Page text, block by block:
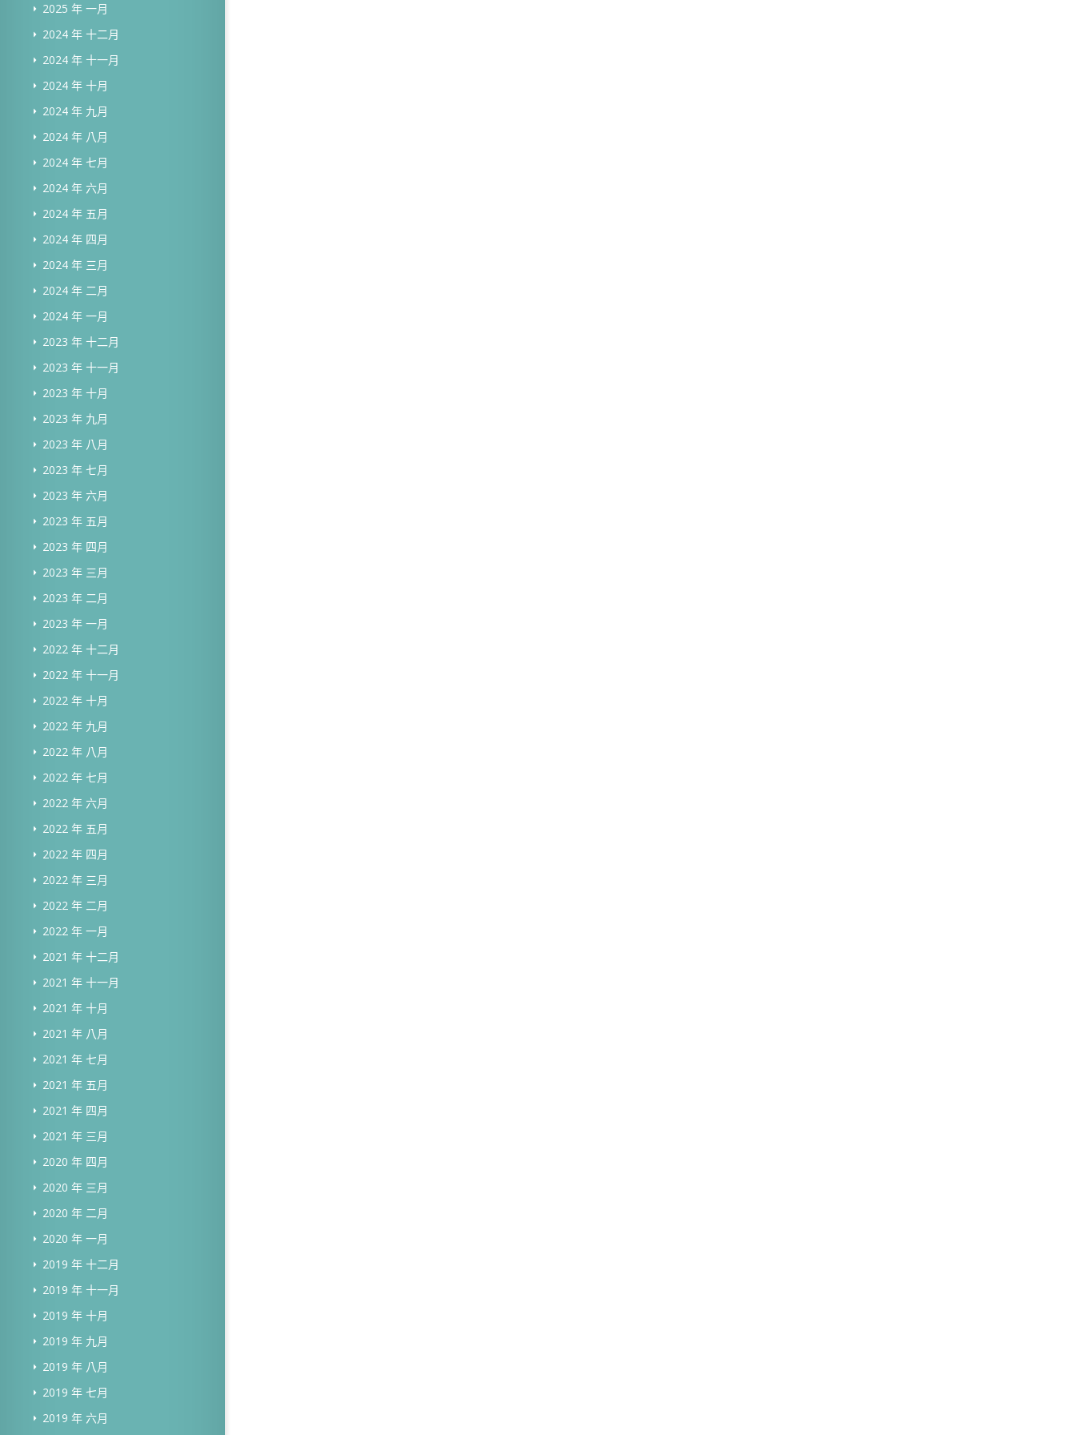
2025 年 一月
2024 年 十二月
2024 年 十一月
2024 年 十月
2024 年 九月
2024 年 八月
2024 年 七月
2024 年 六月
2024 年 五月
2024 年 四月
2024 年 三月
2024 年 二月
2024 年 一月
2023 年 十二月
2023 年 十一月
2023 年 十月
2023 年 九月
2023 年 八月
2023 年 七月
2023 年 六月
2023 年 五月
2023 年 四月
2023 年 三月
2023 年 二月
2023 年 一月
2022 年 十二月
2022 年 十一月
2022 年 十月
2022 年 九月
2022 年 八月
2022 年 七月
2022 年 六月
2022 年 五月
2022 年 四月
2022 年 三月
2022 年 二月
2022 年 一月
2021 年 十二月
2021 年 十一月
2021 年 十月
2021 年 八月
2021 年 七月
2021 年 五月
2021 年 四月
2021 年 三月
2020 年 四月
2020 年 三月
2020 年 二月
2020 年 一月
2019 年 十二月
2019 年 十一月
2019 年 十月
2019 年 九月
2019 年 八月
2019 年 七月
2019 年 六月